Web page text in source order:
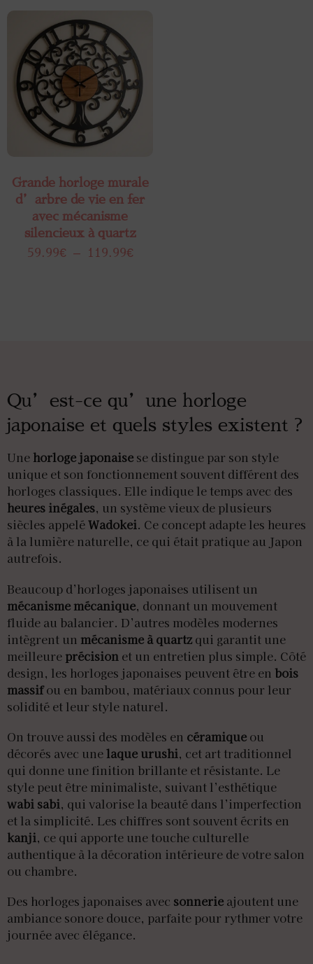
Grande horloge murale
d’arbre de vie en fer
avec mécanisme
silencieux à quartz
59.99€ – 119.99€
Qu’est-ce qu’une horloge
japonaise et quels styles existent ?
Une horloge japonaise se distingue par son style
unique et son fonctionnement souvent différent des
horloges classiques. Elle indique le temps avec des
heures inégales, un système vieux de plusieurs
siècles appeléWadokei. Ce concept adapte les heures
à la lumière naturelle, ce qui était pratique au Japon
autrefois.
Beaucoup d’horloges japonaises utilisent un
mécanisme mécanique, donnant un mouvement
fluide au balancier. D’autres modèles modernes
intègrent un mécanisme à quartz qui garantit une
meilleure précision et un entretien plus simple. Côté
design, les horloges japonaises peuvent être en bois
massifou en bambou, matériaux connus pour leur
solidité et leur style naturel.
On trouve aussi des modèles en céramique ou
décorés avec unelaque urushi, cet art traditionnel
qui donne une finition brillante et résistante. Le
style peut être minimaliste, suivant l’esthétique
wabi sabi, qui valorise la beauté dans l’imperfection
et la simplicité. Les chiffres sont souvent écrits en
kanji, ce qui apporte une touche culturelle
authentique à la décoration intérieure de votre salon
ou chambre.
Des horloges japonaises avec sonnerie ajoutent une
ambiance sonore douce, parfaite pour rythmer votre
journée avec élégance.